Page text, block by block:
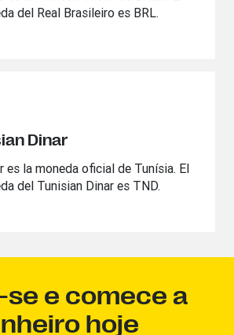
del Real Brasileiro es BRL.
Dinar
es la moneda oficial de Tunísia. El
del Tunisian Dinar es TND.
e comece a
hoje